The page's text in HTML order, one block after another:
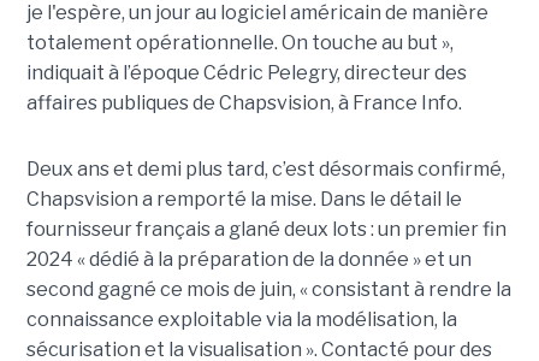
je l'espère, un jour au logiciel américain de manière
totalement opérationnelle. On touche au but »,
indiquait à l’époque Cédric Pelegry, directeur des
affaires publiques de Chapsvision, à France Info.
Deux ans et demi plus tard, c’est désormais confirmé,
Chapsvision a remporté la mise. Dans le détail le
fournisseur français a glané deux lots : un premier fin
2024 « dédié à la préparation de la donnée » et un
second gagné ce mois de juin, « consistant à rendre la
connaissance exploitable via la modélisation, la
sécurisation et la visualisation ». Contacté pour des